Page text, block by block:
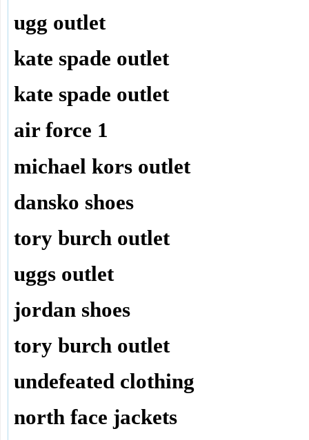
ugg outlet
kate spade outlet
kate spade outlet
air force 1
michael kors outlet
dansko shoes
tory burch outlet
uggs outlet
jordan shoes
tory burch outlet
undefeated clothing
north face jackets